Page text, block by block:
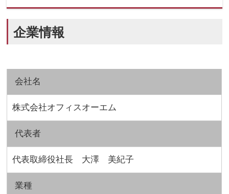
企業情報
会社名
株式会社オフィスオーエム
代表者
代表取締役社長 大澤 美紀子
業種